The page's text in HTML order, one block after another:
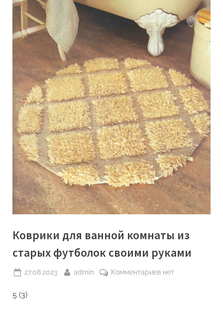
Коврики для ванной комнаты из
старых футболок своими руками
Posted
27.08.2023 By
admin Комментариевк
нет
5 (3)